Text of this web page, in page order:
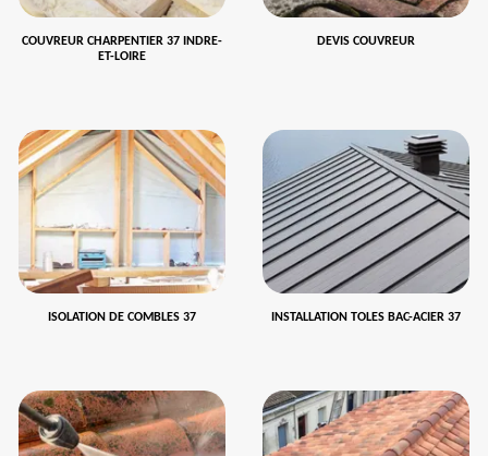
COUVREUR CHARPENTIER 37 INDRE-
ET-LOIRE
DEVIS COUVREUR
ISOLATION DE COMBLES 37 INSTALLATION TOLES BAC-ACIER 37